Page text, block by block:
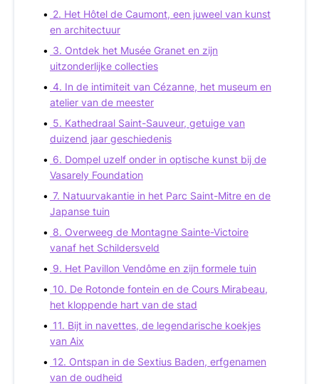
2. Het Hôtel de Caumont, een juweel van kunst
en architectuur
3. Ontdek het Musée Granet en zijn
uitzonderlijke collecties
4. In de intimiteit van Cézanne, het museum en
atelier van de meester
5. Kathedraal Saint-Sauveur, getuige van
duizend jaar geschiedenis
6. Dompel uzelf onder in optische kunst bij de
Vasarely Foundation
7. Natuurvakantie in het Parc Saint-Mitre en de
Japanse tuin
8. Overweeg de Montagne Sainte-Victoire
vanaf het Schildersveld
9. Het Pavillon Vendôme en zijn formele tuin
10. De Rotonde fontein en de Cours Mirabeau,
het kloppende hart van de stad
11. Bijt in navettes, de legendarische koekjes
van Aix
12. Ontspan in de Sextius Baden, erfgenamen
van de oudheid